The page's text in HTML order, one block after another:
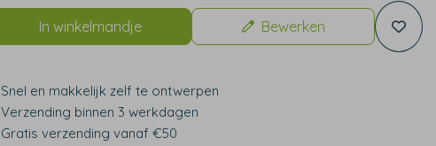
In winkelmandje Bewerken
Snel en makkelijk zelf te ontwerpen
Verzending binnen 3 werkdagen
Gratis verzending vanaf €50